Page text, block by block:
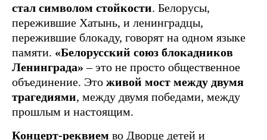
стал символом стойкости. Белорусы,
пережившие Хатынь, и ленинградцы,
пережившие блокаду, говорят на одном языке
памяти. «Белорусский союз блокадников
Ленинграда» – это не просто общественное
объединение. Это живой мост между двумя
трагедиями, между двумя победами, между
прошлым и настоящим.
Концерт-реквием во Дворце детей и